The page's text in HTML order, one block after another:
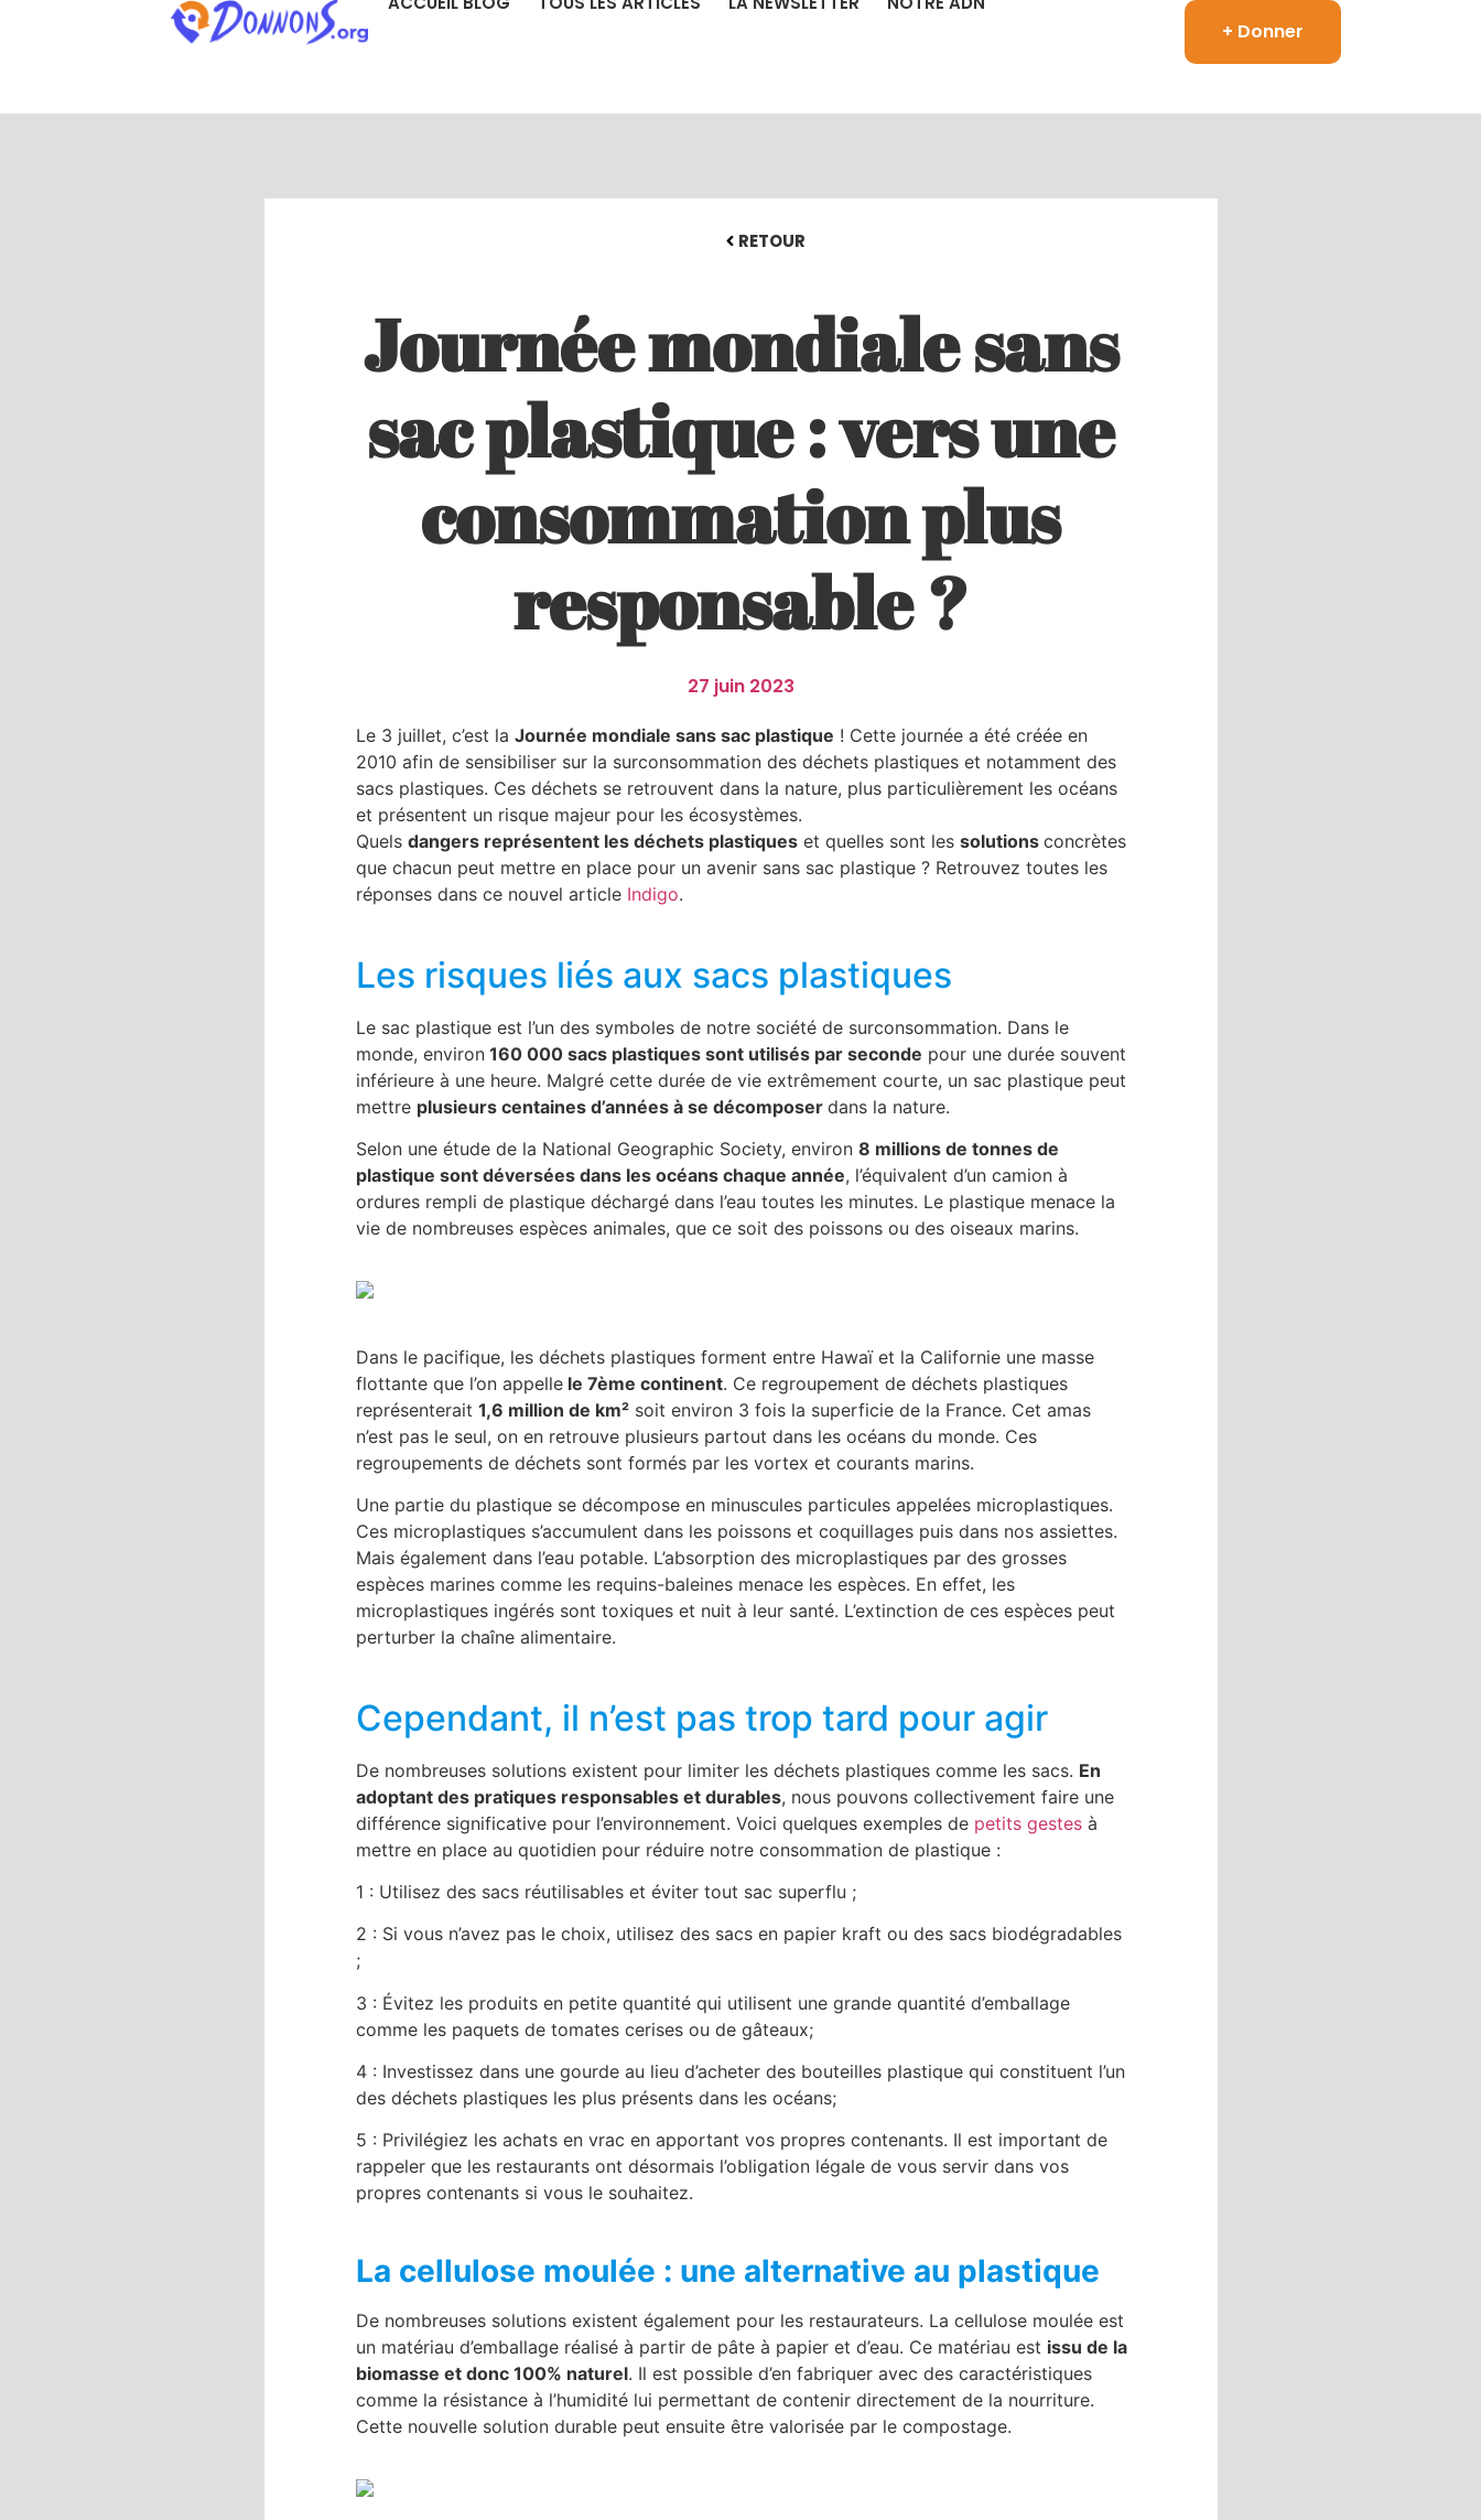
+ Donner
RETOUR
Journée mondiale sans
sac plastique : vers une
consommation plus
responsable ?
27 juin 2023
Le 3 juillet, c’est la Journée mondiale sans sac plastique ! Cette journée a été créée en
2010 afin de sensibiliser sur la surconsommation des déchets plastiques et notamment des
sacs plastiques. Ces déchets se retrouvent dans la nature, plus particulièrement les océans
et présentent un risque majeur pour les écosystèmes.
Quels dangers représentent les déchets plastiqueset quelles sont les solutions concrètes
que chacun peut mettre en place pour un avenir sans sac plastique ? Retrouvez toutes les
réponses dans ce nouvel article Indigo.
Les risques liés aux sacs plastiques
Le sac plastique est l’un des symboles de notre société de surconsommation. Dans le
monde, environ160 000 sacs plastiques sont utilisés par seconde pour une durée souvent
inférieure à une heure. Malgré cette durée de vie extrêmement courte, un sac plastique peut
mettre plusieurs centaines d’années à se décomposer dans la nature.
Selon une étude de la National Geographic Society, environ 8 millions de tonnes de
plastique sont déversées dans les océans chaque année, l’équivalent d’un camion à
ordures rempli de plastique déchargé dans l’eau toutes les minutes. Le plastique menace la
vie de nombreuses espèces animales, que ce soit des poissons ou des oiseaux marins.
Dans le pacifique, les déchets plastiques forment entre Hawaï et la Californie une masse
flottante que l’on appellele 7ème continent. Ce regroupement de déchets plastiques
représenterait 1,6 million de km²soit environ 3 fois la superficie de la France. Cet amas
n’est pas le seul, on en retrouve plusieurs partout dans les océans du monde. Ces
regroupements de déchets sont formés par les vortex et courants marins.
Une partie du plastique se décompose en minuscules particules appelées microplastiques.
Ces microplastiques s’accumulent dans les poissons et coquillages puis dans nos assiettes.
Mais également dans l’eau potable. L’absorption des microplastiques par des grosses
espèces marines comme les requins-baleines menace les espèces. En effet, les
microplastiques ingérés sont toxiques et nuit à leur santé. L’extinction de ces espèces peut
perturber la chaîne alimentaire.
Cependant, il n’est pas trop tard pour agir
De nombreuses solutions existent pour limiter les déchets plastiques comme les sacs. En
adoptant des pratiques responsables et durables, nous pouvons collectivement faire une
différence significative pour l’environnement. Voici quelques exemples de petits gestesà
mettre en place au quotidien pour réduire notre consommation de plastique :
1 : Utilisez des sacs réutilisables et éviter tout sac superflu ;
2 : Si vous n’avez pas le choix, utilisez des sacs en papier kraft ou des sacs biodégradables
;
3 : Évitez les produits en petite quantité qui utilisent une grande quantité d’emballage
comme les paquets de tomates cerises ou de gâteaux;
4 : Investissez dans une gourde au lieu d’acheter des bouteilles plastique qui constituent l’un
des déchets plastiques les plus présents dans les océans;
5 : Privilégiez les achats en vrac en apportant vos propres contenants. Il est important de
rappeler que les restaurants ont désormais l’obligation légale de vous servir dans vos
propres contenants si vous le souhaitez.
La cellulose moulée : une alternative au plastique
De nombreuses solutions existent également pour les restaurateurs. La cellulose moulée est
un matériau d’emballage réalisé à partir de pâte à papier et d’eau. Ce matériau est issu de la
biomasse et donc 100% naturel. Il est possible d’en fabriquer avec des caractéristiques
comme la résistance à l’humidité lui permettant de contenir directement de la nourriture.
Cette nouvelle solution durable peut ensuite être valorisée par le compostage.